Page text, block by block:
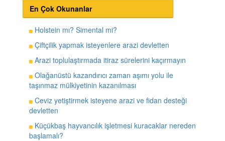
En Çok Okunanlar
Holstein mı? Simental mi?
Çiftçilik yapmak isteyenlere arazi devletten
Arazi toplulaştırmada itiraz sürelerini kaçırmayın
Olağanüstü kazandırıcı zaman aşımı yolu ile
taşınmaz mülkiyetinin kazanılması
Ceviz yetiştirmek isteyene arazi ve fidan desteği
devletten
Küçükbaş hayvancılık işletmesi kuracaklar nereden
başlamalı?